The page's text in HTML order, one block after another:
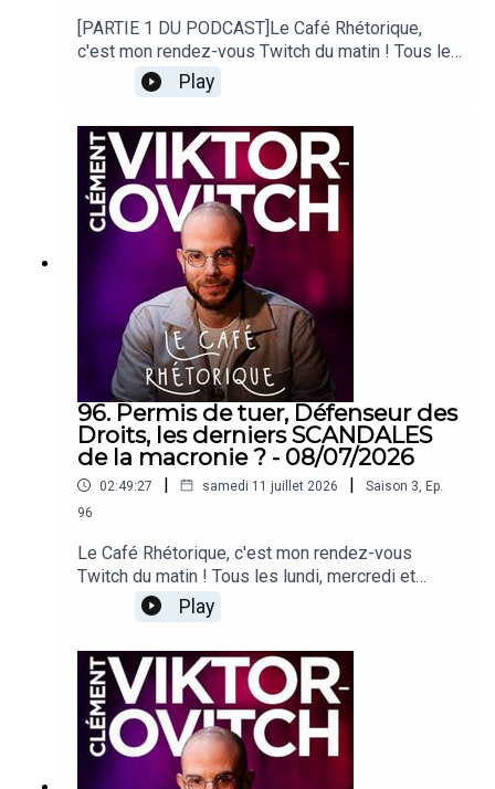
[PARTIE 1 DU PODCAST]Le Café Rhétorique,
c'est mon rendez-vous Twitch du matin ! Tous les
lundi, mercredi et vendredi à 09h00 sur
twitch.tv/clemovitch !Bienvenue dans la
rediffusion du stream du
13/07/2026____Rejoins moi :📡 Stream :
twitch.tv/clemovitch🦋 Bluesky:
https://bsky.app/profile/clemovitch.com📷
Instagram : instagram.com/clemovitch/🧵
Threads : threads.net/@clemovitch📱 TikTok :
tiktok.com/@clemovitch💬 Discord :
discord.gg/clemovitch-922206054308266014
Play
96. Permis de tuer, Défenseur des
Droits, les derniers SCANDALES
de la macronie ? - 08/07/2026
02:49:27 | samedi 11 juillet 2026 | Saison 3 Ep.
96
Le Café Rhétorique, c'est mon rendez-vous
Twitch du matin ! Tous les lundi, mercredi et
vendredi à 09h00 sur twitch.tv/clemovitch
!Bienvenue dans la rediffusion du stream du
twitch.tv/clemovitch🦋 Bluesky:
https://bsky.app/profile/clemovitch.com📷
Instagram : instagram.com/clemovitch/🧵
Threads : threads.net/@clemovitch📱 TikTok :
tiktok.com/@clemovitch💬 Discord :
discord.gg/clemovitch-922206054308266014
Play